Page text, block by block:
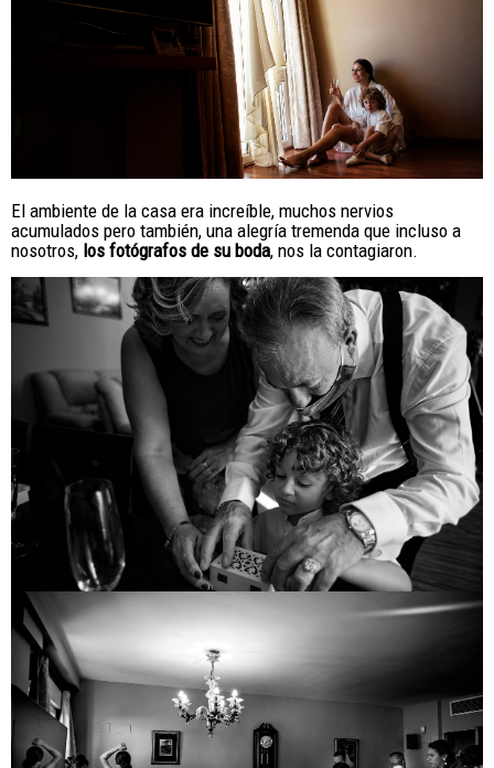
El ambiente de la casa era increíble, muchos nervios
acumulados pero también, una alegría tremenda que incluso a
nosotros, los fotógrafos de su boda, nos la contagiaron.